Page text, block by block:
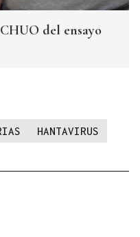
del ensayo
HANTAVIRUS